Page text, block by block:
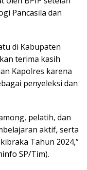
Pancasila dan
di Kabupaten
terima kasih
Kapolres karena
penyeleksi dan
pelatih, dan
aktif, serta
Tahun 2024,”
SP/Tim).